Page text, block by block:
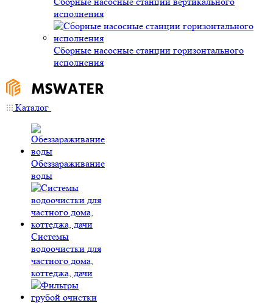
исполнения
Сборные насосные станции горизонтального
исполнения
Каталог
Обеззараживание
воды
Системы
водоочистки для
частного дома,
коттеджа, дачи